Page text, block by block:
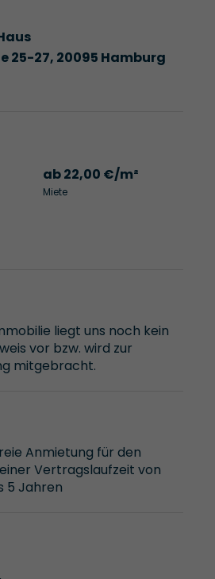
25-27, 20095 Hamburg
ab 22,00 €/m²
Miete
liegt uns noch kein
vor bzw. wird zur
mitgebracht.
Anmietung für den
Vertragslaufzeit von
5 Jahren